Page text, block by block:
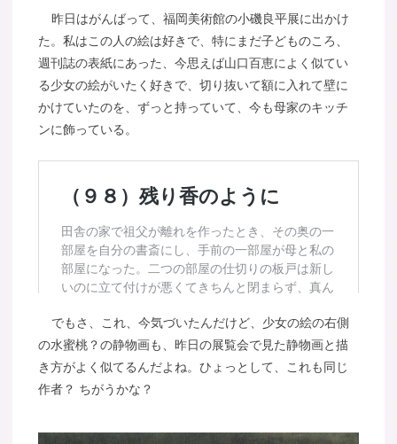
昨日はがんばって、福岡美術館の小磯良平展に出かけ
た。私はこの人の絵は好きで、特にまだ子どものころ、
週刊誌の表紙にあった、今思えば山口百恵によく似てい
る少女の絵がいたく好きで、切り抜いて額に入れて壁に
かけていたのを、ずっと持っていて、今も母家のキッチ
ンに飾っている。
でもさ、これ、今気づいたんだけど、少女の絵の右側
の水蜜桃？の静物画も、昨日の展覧会で見た静物画と描
き方がよく似てるんだよね。ひょっとして、これも同じ
作者？ ちがうかな？